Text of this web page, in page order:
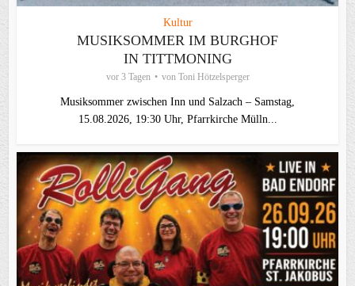
Kultur
MUSIKSOMMER IM BURGHOF
IN TITTMONING
vor 3 Tagen von Toni Hötzelsperger
Musiksommer zwischen Inn und Salzach – Samstag,
15.08.2026, 19:30 Uhr, Pfarrkirche Mülln...